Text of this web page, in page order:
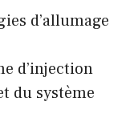
d’allumage
d’injection
du système